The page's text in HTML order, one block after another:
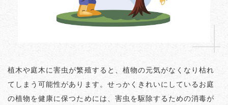
植木や庭木に害虫が繁殖すると、植物の元気がなくなり枯れ
てしまう可能性があります。せっかくきれいにしているお庭
の植物を健康に保つためには、害虫を駆除するための消毒が